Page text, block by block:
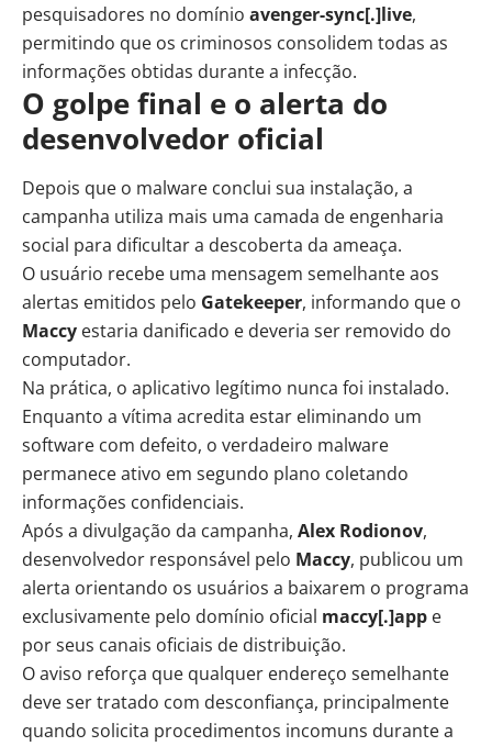
pesquisadores no domínio avenger-sync[.]live,
permitindo que os criminosos consolidem todas as
informações obtidas durante a infecção.
O golpe final e o alerta do
desenvolvedor oficial
Depois que o malware conclui sua instalação, a
campanha utiliza mais uma camada de engenharia
social para dificultar a descoberta da ameaça.
O usuário recebe uma mensagem semelhante aos
alertas emitidos pelo Gatekeeper, informando que o
Maccy estaria danificado e deveria ser removido do
computador.
Na prática, o aplicativo legítimo nunca foi instalado.
Enquanto a vítima acredita estar eliminando um
software com defeito, o verdadeiro malware
permanece ativo em segundo plano coletando
informações confidenciais.
Após a divulgação da campanha, Alex Rodionov,
desenvolvedor responsável pelo Maccy, publicou um
alerta orientando os usuários a baixarem o programa
exclusivamente pelo domínio oficial maccy[.]app e
por seus canais oficiais de distribuição.
O aviso reforça que qualquer endereço semelhante
deve ser tratado com desconfiança, principalmente
quando solicita procedimentos incomuns durante a